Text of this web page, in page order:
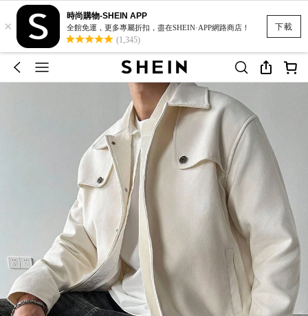
下載
×
時尚購物-SHEIN APP
全館免運，更多專屬折扣，盡在SHEIN·APP網路商店！
(1,345)